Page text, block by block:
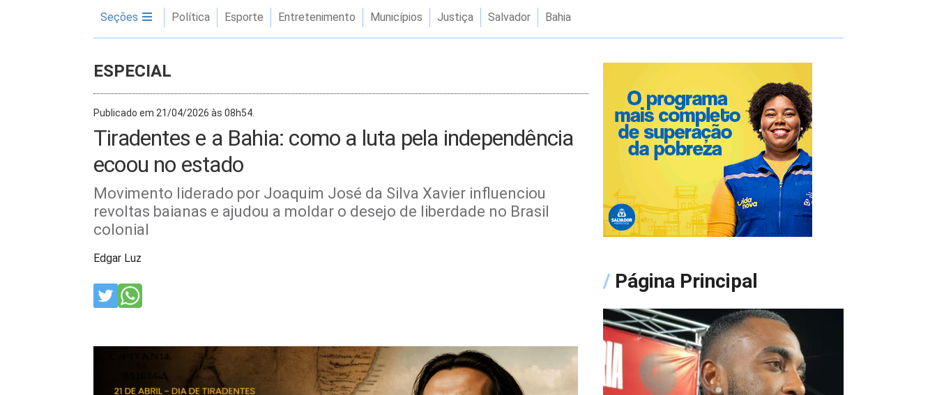
Seções Política Esporte Entretenimento Municípios Justiça Salvador Bahia
ESPECIAL
Publicado em 21/04/2026 às 08h54.
Tiradentes e a Bahia: como a luta pela independência
ecoou no estado
Movimento liderado por Joaquim José da Silva Xavier influenciou
revoltas baianas e ajudou a moldar o desejo de liberdade no Brasil
colonial
Edgar Luz
/ Página Principal